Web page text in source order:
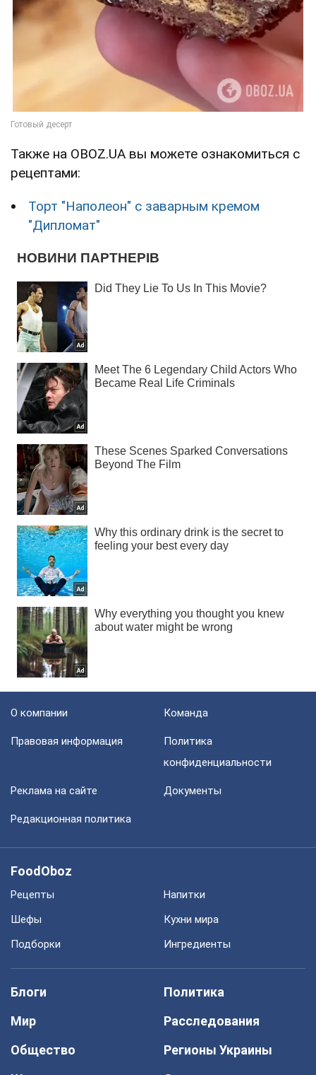
Также на OBOZ.UA вы можете ознакомиться с
рецептами:
Торт "Наполеон" с заварным кремом
"Дипломат"
О компании Команда
Правовая информация
Политика
конфиденциальности
Реклама на сайте Документы
Редакционная политика
FoodOboz
Рецепты
Напитки
Шефы
Кухни мира
Подборки
Ингредиенты
Блоги
Политика
Мир
Расследования
Общество
Регионы Украины